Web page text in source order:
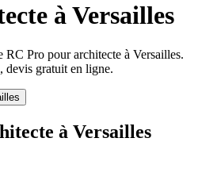
àVersailles
RC Pro pourarchitecte à Versailles.
devis gratuit en ligne.
à Versailles